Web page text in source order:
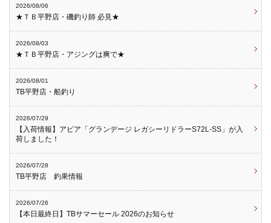
2026/08/06
★ＴＢ平野店・磯釣り師 必見★
2026/08/03
★ＴＢ平野店・アジングは爽で★
2026/08/01
TB平野店・船釣り
2026/07/29
【入荷情報】アピア「グランデージ レガシーリドラーS72L-SS」が入
荷しました！
2026/07/28
TB平野店 釣果情報
2026/07/26
【本日最終日】TBサマーセール 2026のお知らせ